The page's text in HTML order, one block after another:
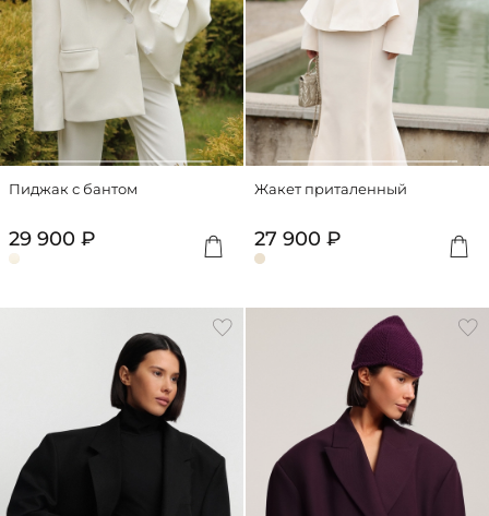
Пиджак с бантом
29 900 ₽
Жакет приталенный
27 900 ₽